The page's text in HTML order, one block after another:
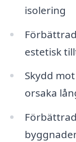
isolering
estetisk
Skydd
orsaka